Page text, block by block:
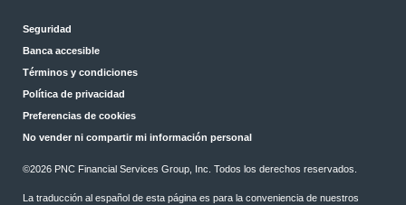
Seguridad
Banca accesible
Términos y condiciones
Política de privacidad
Preferencias de cookies
No vender ni compartir mi información personal
©2026 PNC Financial Services Group, Inc. Todos los derechos reservados.
La traducción al español de esta página es para la conveniencia de nuestros